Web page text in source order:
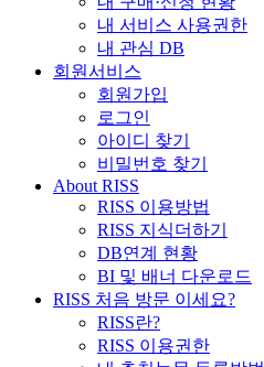
내 서비스 사용권한
내 관심 DB
회원서비스
회원가입
로그인
아이디 찾기
비밀번호 찾기
About RISS
RISS 이용방법
RISS 지식더하기
DB연계 현황
BI 및 배너 다운로드
RISS 처음 방문 이세요?
RISS란?
RISS 이용권한